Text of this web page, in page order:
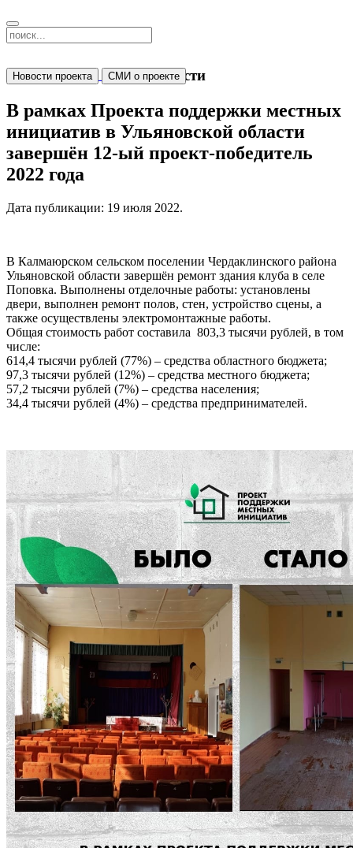
Новости
Новости проекта СМИ о проекте
В рамках Проекта поддержки местных
инициатив в Ульяновской области
завершён 12-ый проект-победитель
2022 года
Дата публикации: 19 июля 2022.
В Калмаюрском сельском поселении Чердаклинского района
Ульяновской области завершён ремонт здания клуба в селе
Поповка. Выполнены отделочные работы: установлены
двери, выполнен ремонт полов, стен, устройство сцены, а
также осуществлены электромонтажные работы.
Общая стоимость работ составила 803,3 тысячи рублей, в том
числе:
614,4 тысячи рублей (77%) – средства областного бюджета;
97,3 тысячи рублей (12%) – средства местного бюджета;
57,2 тысячи рублей (7%) – средства населения;
34,4 тысячи рублей (4%) – средства предпринимателей.